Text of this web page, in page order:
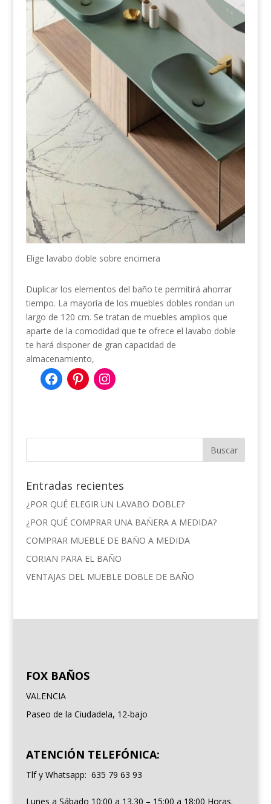
Elige lavabo doble sobre encimera
Duplicar los elementos del baño te permitirá ahorrar
tiempo. La mayoría de los muebles dobles rondan un
largo de 120 cm. Se tratan de muebles amplios que
aparte de la comodidad que te ofrece el lavabo doble
te hará disponer de gran capacidad de
almacenamiento,
Entradas recientes
¿POR QUÉ ELEGIR UN LAVABO DOBLE?
¿POR QUÉ COMPRAR UNA BAÑERA A MEDIDA?
COMPRAR MUEBLE DE BAÑO A MEDIDA
CORIAN PARA EL BAÑO
VENTAJAS DEL MUEBLE DOBLE DE BAÑO
FOX BAÑOS
VALENCIA
Paseo de la Ciudadela, 12-bajo
ATENCIÓN TELEFÓNICA:
Tlf y Whatsapp: 635 79 63 93
Lunes a Sábado 10:00 a 13.30 – 15:00 a 18:00 Horas.